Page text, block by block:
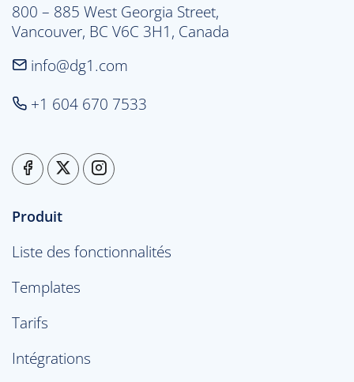
800 – 885 West Georgia Street,
Vancouver, BC V6C 3H1, Canada
info@dg1.com
+1 604 670 7533
Produit
Liste des fonctionnalités
Templates
Tarifs
Intégrations